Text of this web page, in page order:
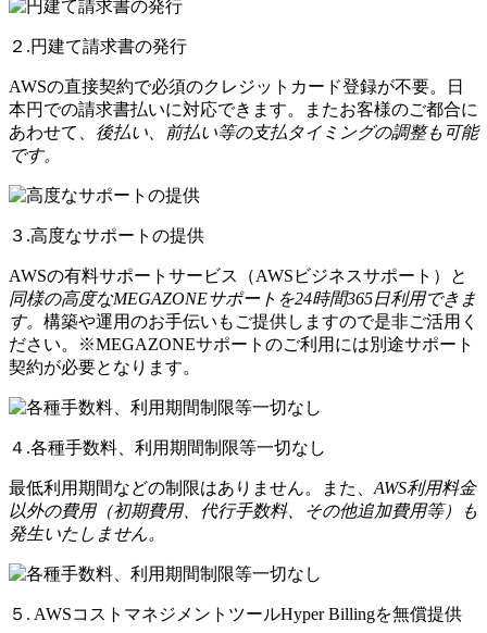
２.円建て請求書の発行
AWSの直接契約で必須のクレジットカード登録が不要。日
本円での請求書払いに対応できます。またお客様のご都合に
あわせて、 後払い、前払い等の支払タイミングの調整も可能
です。
３.高度なサポートの提供
AWSの有料サポートサービス（AWSビジネスサポート）と
同様の高度なMEGAZONEサポートを24時間365日利用できま
す。 構築や運用のお手伝いもご提供しますので是非ご活用く
ださい。※MEGAZONEサポートのご利用には別途サポート
契約が必要となります。
４.各種手数料、利用期間制限等一切なし
最低利用期間などの制限はありません。また、 AWS利用料金
以外の費用（初期費用、代行手数料、その他追加費用等）も
発生いたしません。
５. AWSコストマネジメントツールHyper Billingを無償提供